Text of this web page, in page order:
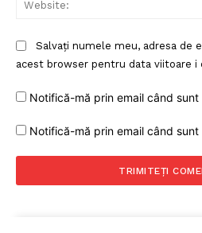
Salvați numele meu, adresa de
acest browser pentru data viitoare i
Notifică-mă prin email când
Notifică-mă prin email când